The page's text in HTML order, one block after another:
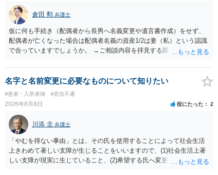
倉田 勲 弁護士
仮に何も手続き（配偶者から長男へ名義変更や遺言書作成）をせず、
配偶者が亡くなった場合は配偶者名義の資産1/2は妻（私）という認識
で合っていますでしょうか。 →ご相談内容を拝見する限りでは、その
完全に所有する場合は、他の相続人に対して自宅の評価額の１/２の代
償金の支払いが必要になります。
名字と名前変更に必要なものについて知りたい
#患者・入所者側 #音信不通
2026年8月8日 役にたった 2
川添 圭 弁護士
「やむを得ない事由」とは、その氏を使用することによって社会生活
上きわめて著しい支障が生じることをいいますので、(1)社会生活上著
しい支障が現実に生じていること、(2)希望する氏へ変更できればその